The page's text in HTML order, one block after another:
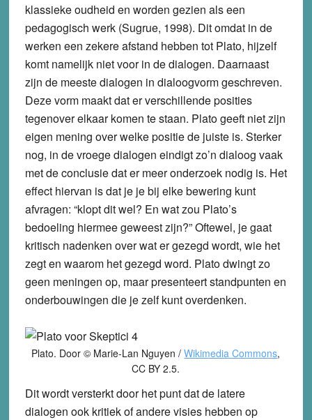
klassieke oudheid en worden gezien als een
pedagogisch werk (Sugrue, 1998). Dit omdat in de
werken een zekere afstand hebben tot Plato, hijzelf
komt namelijk niet voor in de dialogen. Daarnaast
zijn de meeste dialogen in dialoogvorm geschreven.
Deze vorm maakt dat er verschillende posities
tegenover elkaar komen te staan. Plato geeft niet zijn
eigen mening over welke positie de juiste is. Sterker
nog, in de vroege dialogen eindigt zo’n dialoog vaak
met de conclusie dat er meer onderzoek nodig is. Het
effect hiervan is dat je je bij elke bewering kunt
afvragen: “klopt dit wel? En wat zou Plato’s
bedoeling hiermee geweest zijn?” Oftewel, je gaat
kritisch nadenken over wat er gezegd wordt, wie het
zegt en waarom het gezegd word. Plato dwingt zo
geen meningen op, maar presenteert standpunten en
onderbouwingen die je zelf kunt overdenken.
Plato. Door © Marie-Lan Nguyen /Wikimedia Commons,
CC BY 2.5.
Dit wordt versterkt door het punt dat de latere
dialogen ook kritiek of andere visies hebben op